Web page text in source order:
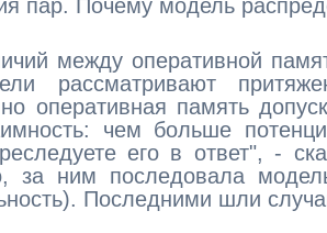
пар. Почему модель
между оперативной
рассматривают
оперативная память
чем больше
его в ответ", -
за ним последовала
Последними шли